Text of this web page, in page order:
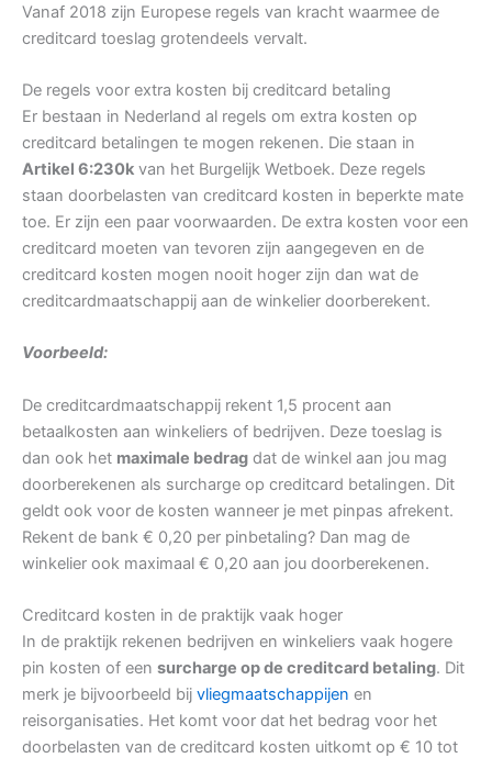
Vanaf 2018 zijn Europese regels van kracht waarmee de
creditcard toeslag grotendeels vervalt.
De regels voor extra kosten bij creditcard betaling
Er bestaan in Nederland al regels om extra kosten op
creditcard betalingen te mogen rekenen. Die staan in
Artikel 6:230k van het Burgelijk Wetboek. Deze regels
staan doorbelasten van creditcard kosten in beperkte mate
toe. Er zijn een paar voorwaarden. De extra kosten voor een
creditcard moeten van tevoren zijn aangegeven en de
creditcard kosten mogen nooit hoger zijn dan wat de
creditcardmaatschappij aan de winkelier doorberekent.
Voorbeeld:
De creditcardmaatschappij rekent 1,5 procent aan
betaalkosten aan winkeliers of bedrijven. Deze toeslag is
dan ook het maximale bedrag dat de winkel aan jou mag
doorberekenen als surcharge op creditcard betalingen. Dit
geldt ook voor de kosten wanneer je met pinpas afrekent.
Rekent de bank € 0,20 per pinbetaling? Dan mag de
winkelier ook maximaal € 0,20 aan jou doorberekenen.
Creditcard kosten in de praktijk vaak hoger
In de praktijk rekenen bedrijven en winkeliers vaak hogere
pin kosten of een surcharge op de creditcard betaling. Dit
merk je bijvoorbeeld bij vliegmaatschappijen en
reisorganisaties. Het komt voor dat het bedrag voor het
doorbelasten van de creditcard kosten uitkomt op € 10 tot